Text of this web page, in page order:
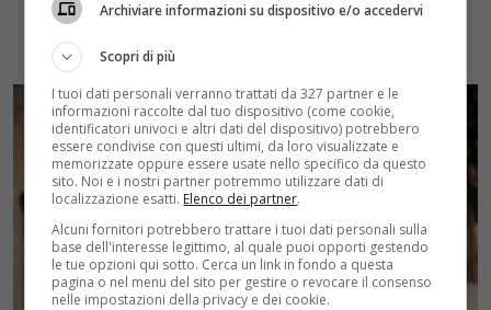
Archiviare informazioni su dispositivo e/o accedervi
Scopri di più
I tuoi dati personali verranno trattati da 327 partner e le
informazioni raccolte dal tuo dispositivo (come cookie,
identificatori univoci e altri dati del dispositivo) potrebbero
essere condivise con questi ultimi, da loro visualizzate e
memorizzate oppure essere usate nello specifico da questo
sito. Noi e i nostri partner potremmo utilizzare dati di
localizzazione esatti. Elenco dei partner.
Alcuni fornitori potrebbero trattare i tuoi dati personali sulla
base dell'interesse legittimo, al quale puoi opporti gestendo
le tue opzioni qui sotto. Cerca un link in fondo a questa
pagina o nel menu del sito per gestire o revocare il consenso
nelle impostazioni della privacy e dei cookie.